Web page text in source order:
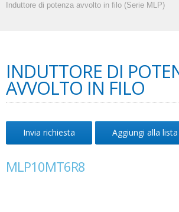
Induttore di potenza avvolto in filo (Serie MLP)
INDUTTORE DI
AVVOLTO IN FILO
Invia richiesta Aggiungi alla lista
MLP10MT6R8